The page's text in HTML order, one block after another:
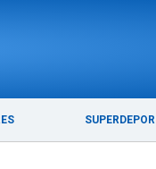
SUPERDEPOR